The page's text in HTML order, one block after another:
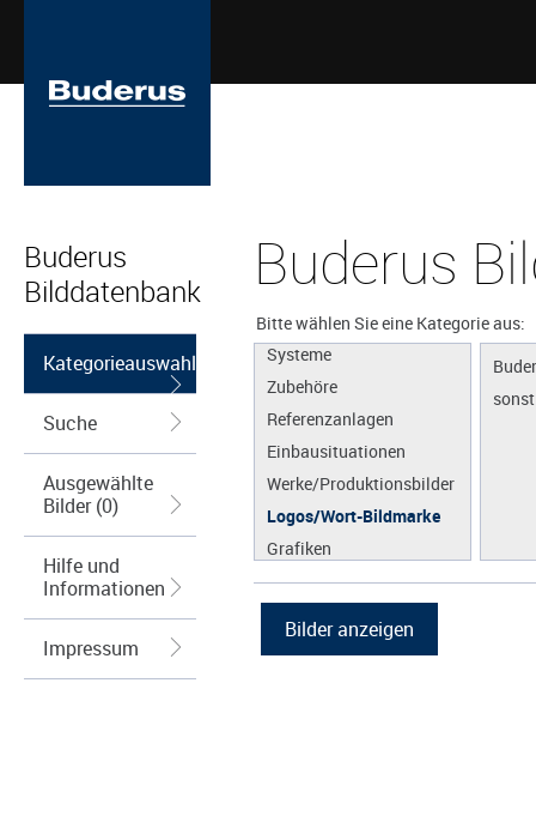
Buderus
Bilddatenbank
Kategorieauswahl
Suche
Ausgewählte
Bilder (0)
Hilfe und
Informationen
Impressum
Buderus
Bitte wählen Sie eine Kategorie aus:
Apps
Produkte
Systeme
Zubehöre
Referenzanlagen
Einbausituationen
Werke/Produktionsbilder
Logos/Wort-Bildmarke
Grafiken